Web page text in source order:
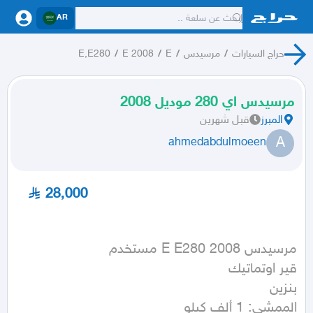
AR
حراج السيارات / مرسيدس /
E
/
E 2008
/
E,E280
مرسيدس اي 280 موديل 2008
المبرز قبل شهرين
A
ahmedabdulmoeen
28,000
الممشى: 1 ألف كيلو